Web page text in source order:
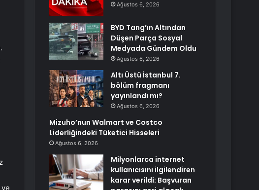
Ağustos 6, 2026
BYD Tang’ın Altından
Düşen Parça Sosyal
Medyada Gündem Oldu
Ağustos 6, 2026
Altı Üstü İstanbul 7.
bölüm fragmanı
yayınlandı mı?
Ağustos 6, 2026
Mizuho’nun Walmart ve Costco
Liderliğindeki Tüketici Hisseleri
Ağustos 6, 2026
Milyonlarca internet
kullanıcısını ilgilendiren
karar verildi: Başvuran